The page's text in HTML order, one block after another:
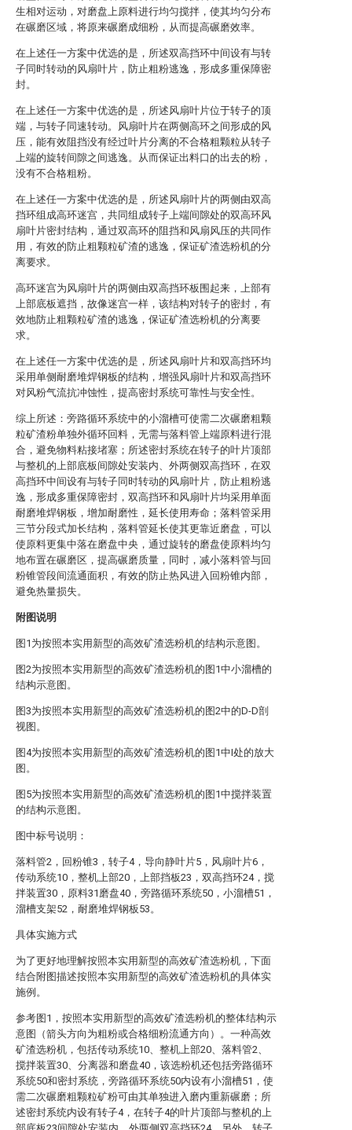
生相对运动，对磨盘上原料进行均匀搅拌，使其均匀分布
在碾磨区域，将原来碾磨成细粉，从而提高碾磨效率。
在上述任一方案中优选的是，所述双高挡环中间设有与转
子同时转动的风扇叶片，防止粗粉逃逸，形成多重保障密
封。
在上述任一方案中优选的是，所述风扇叶片位于转子的顶
端，与转子同速转动。风扇叶片在两侧高环之间形成的风
压，能有效阻挡没有经过叶片分离的不合格粗颗粒从转子
上端的旋转间隙之间逃逸。从而保证出料口的出去的粉，
没有不合格粗粉。
在上述任一方案中优选的是，所述风扇叶片的两侧由双高
挡环组成高环迷宫，共同组成转子上端间隙处的双高环风
扇叶片密封结构，通过双高环的阻挡和风扇风压的共同作
用，有效的防止粗颗粒矿渣的逃逸，保证矿渣选粉机的分
离要求。
高环迷宫为风扇叶片的两侧由双高挡环板围起来，上部有
上部底板遮挡，故像迷宫一样，该结构对转子的密封，有
效地防止粗颗粒矿渣的逃逸，保证矿渣选粉机的分离要
求。
在上述任一方案中优选的是，所述风扇叶片和双高挡环均
采用单侧耐磨堆焊钢板的结构，增强风扇叶片和双高挡环
对风粉气流抗冲蚀性，提高密封系统可靠性与安全性。
综上所述：旁路循环系统中的小溜槽可使需二次碾磨粗颗
粒矿渣粉单独外循环回料，无需与落料管上端原料进行混
合，避免物料粘接堵塞；所述密封系统在转子的叶片顶部
与整机的上部底板间隙处安装内、外两侧双高挡环，在双
高挡环中间设有与转子同时转动的风扇叶片，防止粗粉逃
逸，形成多重保障密封，双高挡环和风扇叶片均采用单面
耐磨堆焊钢板，增加耐磨性，延长使用寿命；落料管采用
三节分段式加长结构，落料管延长使其更靠近磨盘，可以
使原料更集中落在磨盘中央，通过旋转的磨盘使原料均匀
地布置在碾磨区，提高碾磨质量，同时，减小落料管与回
粉锥管段间流通面积，有效的防止热风进入回粉锥内部，
避免热量损失。
附图说明
图1为按照本实用新型的高效矿渣选粉机的结构示意图。
图2为按照本实用新型的高效矿渣选粉机的图1中小溜槽的
结构示意图。
图3为按照本实用新型的高效矿渣选粉机的图2中的D-D剖
视图。
图4为按照本实用新型的高效矿渣选粉机的图1中I处的放大
图。
图5为按照本实用新型的高效矿渣选粉机的图1中搅拌装置
的结构示意图。
图中标号说明：
落料管2，回粉锥3，转子4，导向静叶片5，风扇叶片6，
传动系统10，整机上部20，上部挡板23，双高挡环24，搅
拌装置30，原料31磨盘40，旁路循环系统50，小溜槽51，
溜槽支架52，耐磨堆焊钢板53。
具体实施方式
为了更好地理解按照本实用新型的高效矿渣选粉机，下面
结合附图描述按照本实用新型的高效矿渣选粉机的具体实
施例。
参考图1，按照本实用新型的高效矿渣选粉机的整体结构示
意图（箭头方向为粗粉或合格细粉流通方向）。一种高效
矿渣选粉机，包括传动系统10、整机上部20、落料管2、
搅拌装置30、分离器和磨盘40，该选粉机还包括旁路循环
系统50和密封系统，旁路循环系统50内设有小溜槽51，使
需二次碾磨粗颗粒矿粉可由其单独进入磨内重新碾磨；所
述密封系统内设有转子4，在转子4的叶片顶部与整机的上